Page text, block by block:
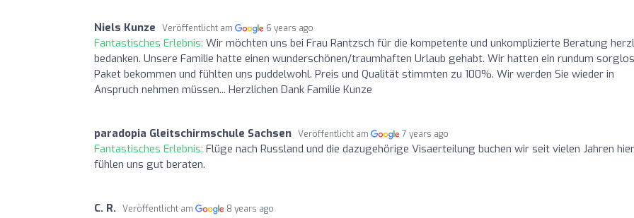
Niels Kunze Veröffentlicht am 6 years ago
Fantastisches Erlebnis: Wir möchten uns bei Frau Rantzsch für die kompetente und unkomplizierte Beratung
bedanken. Unsere Familie hatte einen wunderschönen/traumhaften Urlaub gehabt. Wir hatten ein rundum sorglos
Paket bekommen und fühlten uns puddelwohl. Preis und Qualität stimmten zu 100%. Wir werden Sie wieder in
Anspruch nehmen müssen... Herzlichen Dank Familie Kunze
paradopia Gleitschirmschule Sachsen Veröffentlicht am 7 years ago
Fantastisches Erlebnis: Flüge nach Russland und die dazugehörige Visaerteilung buchen wir seit vielen Jahren
fühlen uns gut beraten.
C. R. Veröffentlicht am 8 years ago